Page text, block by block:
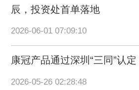
辰，投资处首单落地
2026-06-01 07:09:10
康冠产品通过深圳“三同”认定
2026-05-26 02:28:48